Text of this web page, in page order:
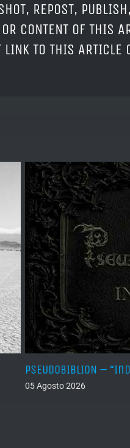
REPOST,
CONTENT OF THIS
TO THIS
PSEUDOBIBLION –
05 Agosto 2026